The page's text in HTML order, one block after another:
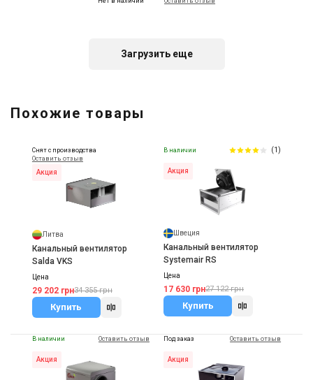
Цена
Загрузить еще
Похожие товары
Снят с производства
Оставить отзыв
Акция
Литва
Канальный вентилятор
Salda VKS
Цена
29 202 грн34 355 грн
Купить
В наличии (1)
Акция
Швеция
Канальный вентилятор
Systemair RS
Цена
17 630 грн27 122 грн
Купить
В наличии Оставить отзыв
Акция
Под заказ Оставить отзыв
Акция